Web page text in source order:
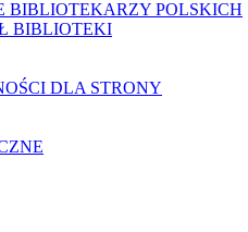
BIBLIOTEKARZY POLSKICH
BIBLIOTEKI
DLA STRONY